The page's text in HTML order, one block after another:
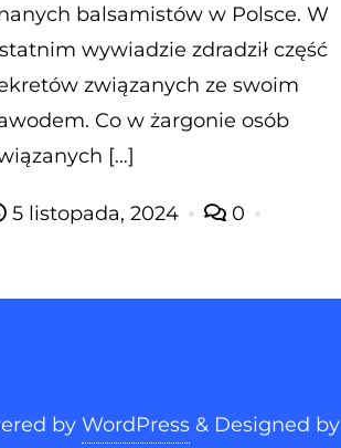
balsamistów w Polsce. W
wywiadzie zdradził część
związanych ze swoim
Co w żargonie osób
[…]
5 listopada, 2024 0
by WordPress & Designed by